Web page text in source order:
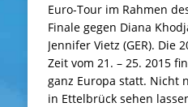
Euro-Tour im Rahmen
Finale gegen Diana
Jennifer Vietz (GER).
Zeit vom 21. – 25. 2015
ganz Europa statt. Nicht
in Ettelbrück sehen